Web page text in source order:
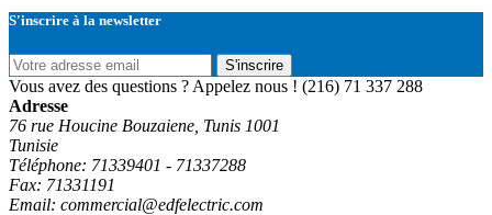
S'inscrire à la newsletter
S'inscrire
Vous avez des questions ? Appelez nous ! (216) 71 337 288
Adresse
76 rue Houcine Bouzaiene, Tunis 1001
Tunisie
Téléphone: 71339401 - 71337288
Fax: 71331191
Email: commercial@edfelectric.com